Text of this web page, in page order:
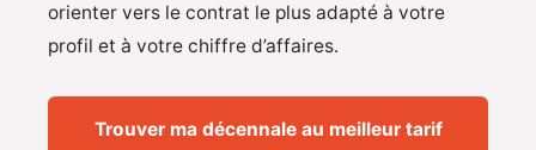
orienter vers le contrat le plus adapté à votre
profil et à votre chiffre d’affaires.
Trouver ma décennale au meilleur tarif